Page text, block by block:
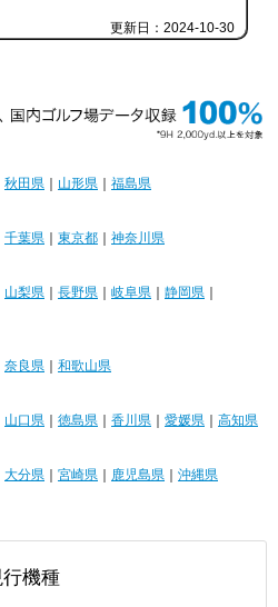
更新日：2024-10-30
秋田県 山形県 福島県
千葉県 東京都 神奈川県
山梨県 長野県 岐阜県 静岡県
奈良県 和歌山県
山口県 徳島県 香川県 愛媛県 高知県
大分県 宮崎県 鹿児島県 沖縄県
機種